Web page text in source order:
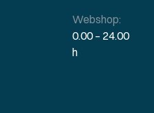
Webshop:
0.00 – 24.00
h